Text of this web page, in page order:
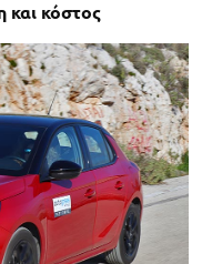
και κόστος